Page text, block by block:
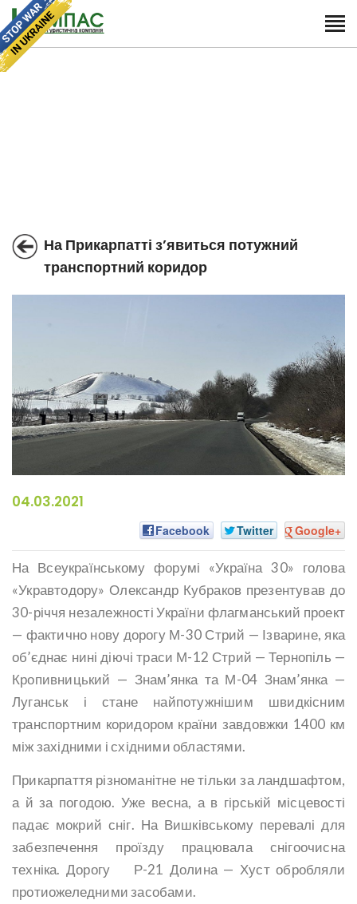
На Прикарпатті з’явиться потужний
транспортний коридор
04.03.2021
Facebook Twitter Google+
На Всеукраїнському форумі «Україна 30» голова
«Укравтодору» Олександр Кубраков презентував до
30-річчя незалежності України флагманський проект
— фактично нову дорогу М-30 Стрий — Ізварине, яка
об’єднає нині діючі траси М-12 Стрий — Тернопіль —
Кропивницький — Знам’янка та М-04 Знам’янка —
Луганськ і стане найпотужнішим швидкісним
транспортним коридором країни завдовжки 1400 км
між західними і східними областями.
Прикарпаття різноманітне не тільки за ландшафтом,
а й за погодою. Уже весна, а в гірській місцевості
падає мокрий сніг. На Вишківському перевалі для
забезпечення проїзду працювала снігоочисна
техніка. Дорогу Р-21 Долина — Хуст обробляли
протиожеледними засобами.